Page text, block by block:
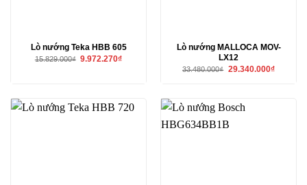
Lò nướng Teka HBB 605
15.829.000₫ Giá
9.972.270₫Giá
Lò nướng MALLOCA MOV-
LX12
33.480.000₫ Giá
29.340.000₫Giá